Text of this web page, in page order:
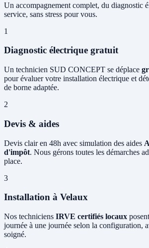
Un accompagnement complet, du diagnostic
service, sans stress pour vous.
1
Diagnostic électrique gratuit
Un technicien SUD CONCEPT se déplace
pour évaluer votre installation électrique et
de borne adaptée.
2
Devis & aides
Devis clair en 48h avec simulation des aides
d'impôt. Nous gérons toutes les démarches
place.
3
Installation à Velaux
Nos techniciens IRVE certifiés locaux
journée à une journée selon la configuration,
soigné.